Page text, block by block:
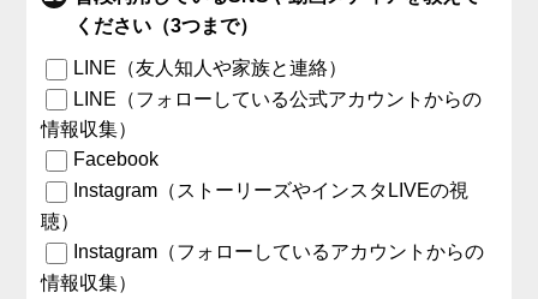
ください（3つまで）
LINE（友人知人や家族と連絡）
LINE（フォローしている公式アカウントからの
情報収集）
Facebook
Instagram（ストーリーズやインスタLIVEの視
聴）
Instagram（フォローしているアカウントからの
情報収集）